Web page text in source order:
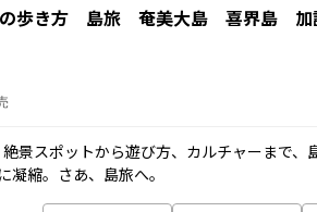
歩き方 島旅 奄美大島 喜界島 加
景スポットから遊び方、カルチャーまで、
凝縮。さあ、島旅へ。